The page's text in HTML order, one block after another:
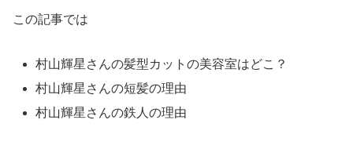
この記事では
村山輝星さんの髪型カットの美容室はどこ？
村山輝星さんの短髪の理由
村山輝星さんの鉄人の理由